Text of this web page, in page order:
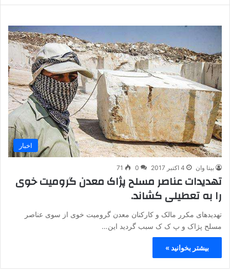
اخبار
بیتا وان 4 اکتبر 2017 0
71
تهدیدات عناصر مسلح پژاک معدن گرومیت خوی
را به تعطیلی کشاند.
تهدیدهای مکرر مالک و کارکنان معدن گرومیت خوی از سوی عناصر
مسلح پژاک و پ ک ک سبب گردید این…
بیشتر بخوانید »